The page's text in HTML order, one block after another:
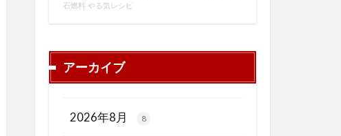
石燃料 やる気レシピ
アーカイブ
2026年8月 8